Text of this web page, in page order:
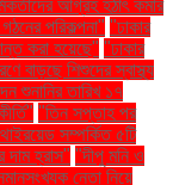
আগ্রহ হঠাৎ কমার
পরিকল্পনা" "ঢাকার
করা হয়েছে" "ঢাকার
বাড়ছে শিশুদের স্বাস্থ্য
শুনানির তারিখ ১৭
"তিন সপ্তাহ পর
সম্পর্কিত ৫টি
দাম হ্রাস" "দীপু মনি ও
নেতা নিয়ে